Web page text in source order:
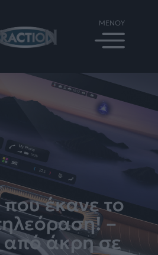
που έκανε το
–
από άκρη σε